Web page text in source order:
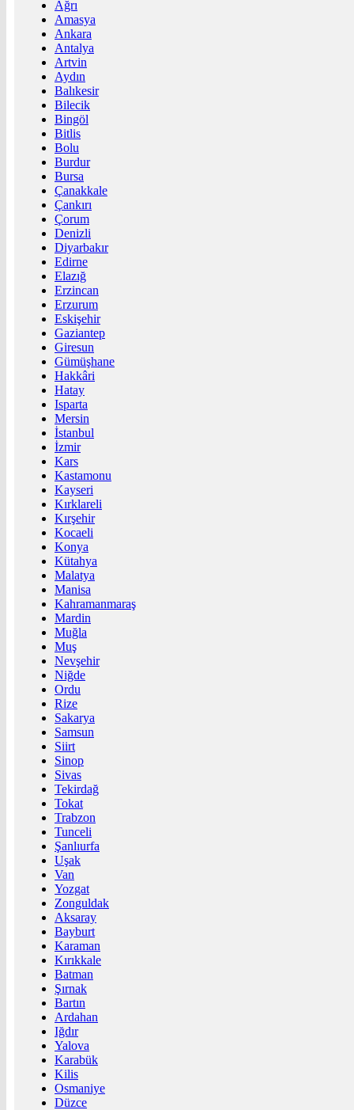
Ağrı
Amasya
Ankara
Antalya
Artvin
Aydın
Balıkesir
Bilecik
Bingöl
Bitlis
Bolu
Burdur
Bursa
Çanakkale
Çankırı
Çorum
Denizli
Diyarbakır
Edirne
Elazığ
Erzincan
Erzurum
Eskişehir
Gaziantep
Giresun
Gümüşhane
Hakkâri
Hatay
Isparta
Mersin
İstanbul
İzmir
Kars
Kastamonu
Kayseri
Kırklareli
Kırşehir
Kocaeli
Konya
Kütahya
Malatya
Manisa
Kahramanmaraş
Mardin
Muğla
Muş
Nevşehir
Niğde
Ordu
Rize
Sakarya
Samsun
Siirt
Sinop
Sivas
Tekirdağ
Tokat
Trabzon
Tunceli
Şanlıurfa
Uşak
Van
Yozgat
Zonguldak
Aksaray
Bayburt
Karaman
Kırıkkale
Batman
Şırnak
Bartın
Ardahan
Iğdır
Yalova
Karabük
Kilis
Osmaniye
Düzce